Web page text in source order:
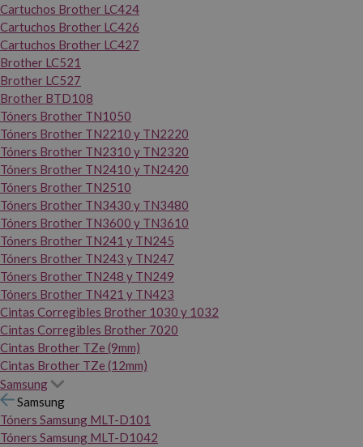
Cartuchos Brother LC424
Cartuchos Brother LC426
Cartuchos Brother LC427
Brother LC521
Brother LC527
Brother BTD108
Tóners Brother TN1050
Tóners Brother TN2210 y TN2220
Tóners Brother TN2310 y TN2320
Tóners Brother TN2410 y TN2420
Tóners Brother TN2510
Tóners Brother TN3430 y TN3480
Tóners Brother TN3600 y TN3610
Tóners Brother TN241 y TN245
Tóners Brother TN243 y TN247
Tóners Brother TN248 y TN249
Tóners Brother TN421 y TN423
Cintas Corregibles Brother 1030 y 1032
Cintas Corregibles Brother 7020
Cintas Brother TZe (9mm)
Cintas Brother TZe (12mm)
Samsung
Samsung
Tóners Samsung MLT-D101
Tóners Samsung MLT-D1042